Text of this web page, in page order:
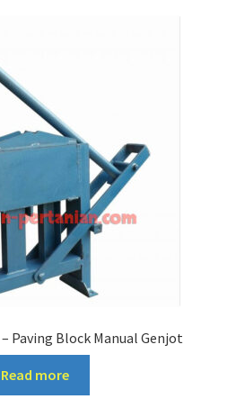
Paving Block Manual Genjot
Read more